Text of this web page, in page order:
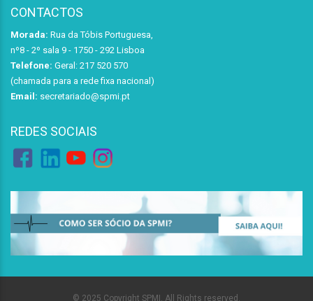
CONTACTOS
Morada: Rua da Tóbis Portuguesa,
nº8 - 2º sala 9 - 1750 - 292 Lisboa
Telefone: Geral: 217 520 570
(chamada para a rede fixa nacional)
Email: secretariado@spmi.pt
REDES SOCIAIS
© 2025 Copyright SPMI. All Rights reserved.